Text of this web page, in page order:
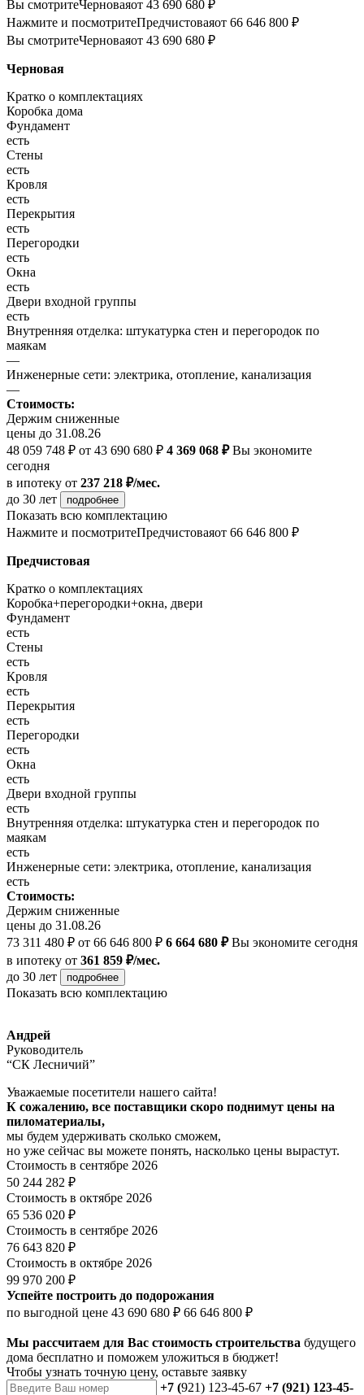
Вы смотритеЧерноваяот 43 690 680 ₽
Нажмите и посмотритеПредчистоваяот 66 646 800 ₽
Вы смотритеЧерноваяот 43 690 680 ₽
Черновая
Кратко о комплектациях
Коробка дома
Фундамент
есть
Стены
есть
Кровля
есть
Перекрытия
есть
Перегородки
есть
Окна
есть
Двери входной группы
есть
Внутренняя отделка: штукатурка стен и перегородок по
маякам
—
Инженерные сети: электрика, отопление, канализация
—
Стоимость:
Держим сниженные
цены до 31.08.26
48 059 748 ₽ от 43 690 680 ₽ 4 369 068 ₽Вы экономите
сегодня
в ипотеку от 237 218 ₽/мес.
до 30 лет
подробнее
Показать всю комплектацию
Нажмите и посмотритеПредчистоваяот 66 646 800 ₽
Предчистовая
Кратко о комплектациях
Коробка+перегородки+окна, двери
Фундамент
есть
Стены
есть
Кровля
есть
Перекрытия
есть
Перегородки
есть
Окна
есть
Двери входной группы
есть
Внутренняя отделка: штукатурка стен и перегородок по
маякам
есть
Инженерные сети: электрика, отопление, канализация
есть
Стоимость:
Держим сниженные
цены до 31.08.26
73 311 480 ₽ от 66 646 800 ₽ 6 664 680 ₽Вы экономите сегодня
в ипотеку от 361 859 ₽/мес.
до 30 лет
подробнее
Показать всю комплектацию
Андрей
Руководитель
“СК Лесничий”
Уважаемые посетители нашего сайта!
К сожалению, все поставщики скоро поднимут цены на
пиломатериалы,
мы будем удерживать сколько сможем,
но уже сейчас вы можете понять, насколько цены вырастут.
Стоимость в сентябре 2026
50 244 282 ₽
Стоимость в октябре 2026
65 536 020 ₽
Стоимость в сентябре 2026
76 643 820 ₽
Стоимость в октябре 2026
99 970 200 ₽
Успейте построить до подорожания
по выгодной цене 43 690 680 ₽ 66 646 800 ₽
Мы рассчитаем для Вас стоимость строительства будущего
дома бесплатно и поможем уложиться в бюджет!
Чтобы узнать точную цену, оставьте заявку
+7 (921) 123-45-67 +7 (921) 123-45-